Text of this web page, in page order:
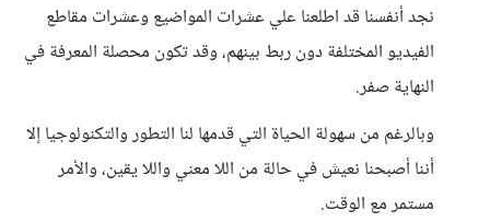
نجد أنفسنا قد اطلعنا علي عشرات المواضيع وعشرات مقاطع
الفيديو المختلفة دون ربط بينهم، وقد تكون محصلة المعرفة في
النهاية صفر.
وبالرغم من سهولة الحياة التي قدمها لنا التطور والتكنولوجيا إلا
أننا أصبحنا نعيش في حالة من اللا معني واللا يقين، والأمر
مستمر مع الوقت.